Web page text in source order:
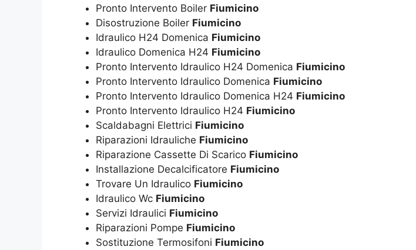
Pronto Intervento Boiler Fiumicino
Disostruzione Boiler Fiumicino
Idraulico H24 Domenica Fiumicino
Idraulico Domenica H24 Fiumicino
Pronto Intervento Idraulico H24 Domenica Fiumicino
Pronto Intervento Idraulico Domenica Fiumicino
Pronto Intervento Idraulico Domenica H24 Fiumicino
Pronto Intervento Idraulico H24 Fiumicino
Scaldabagni Elettrici Fiumicino
Riparazioni Idrauliche Fiumicino
Riparazione Cassette Di Scarico Fiumicino
Installazione Decalcificatore Fiumicino
Trovare Un Idraulico Fiumicino
Idraulico Wc Fiumicino
Servizi Idraulici Fiumicino
Riparazioni Pompe Fiumicino
Sostituzione Termosifoni Fiumicino